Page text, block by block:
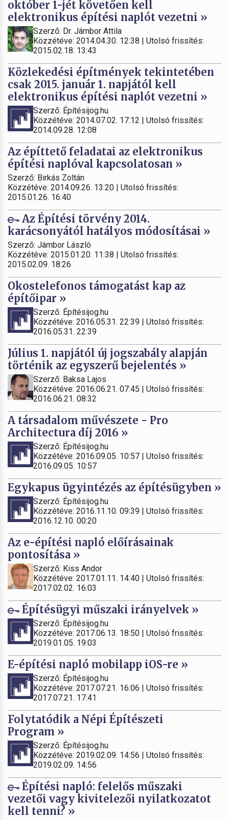
október 1-jét követően kell
elektronikus építési naplót vezetni »
Szerző: Dr. Jámbor Attila
Közzétéve: 2014.04.30. 12:38 | Utolsó frissítés:
2015.02.18. 13:43
Közlekedési építmények tekintetében
csak 2015. január 1. napjától kell
elektronikus építési naplót vezetni »
Szerző: Építésijog.hu
Közzétéve: 2014.07.02. 17:12 | Utolsó frissítés:
2014.09.28. 12:08
Az építtető feladatai az elektronikus
építési naplóval kapcsolatosan »
Szerző: Birkás Zoltán
Közzétéve: 2014.09.26. 13:20 | Utolsó frissítés:
2015.01.26. 16:40
Az Építési törvény 2014.
karácsonyától hatályos módosításai »
Szerző: Jámbor László
Közzétéve: 2015.01.20. 11:38 | Utolsó frissítés:
2015.02.09. 18:26
Okostelefonos támogatást kap az
építőipar »
Szerző: Építésijog.hu
Közzétéve: 2016.05.31. 22:39 | Utolsó frissítés:
2016.05.31. 22:39
Július 1. napjától új jogszabály alapján
történik az egyszerű bejelentés »
Szerző: Baksa Lajos
Közzétéve: 2016.06.21. 07:45 | Utolsó frissítés:
2016.06.21. 08:32
A társadalom művészete - Pro
Architectura díj 2016 »
Szerző: Építésijog.hu
Közzétéve: 2016.09.05. 10:57 | Utolsó frissítés:
2016.09.05. 10:57
Egykapus ügyintézés az építésügyben »
Szerző: Építésijog.hu
Közzétéve: 2016.11.10. 09:39 | Utolsó frissítés:
2016.12.10. 00:20
Az e-építési napló előírásainak
pontosítása »
Szerző: Kiss Andor
Közzétéve: 2017.01.11. 14:40 | Utolsó frissítés:
2017.02.02. 16:03
Építésügyi műszaki irányelvek »
Szerző: Építésijog.hu
Közzétéve: 2017.06.13. 18:50 | Utolsó frissítés:
2019.01.05. 19:03
E-építési napló mobilapp iOS-re »
Szerző: Építésijog.hu
Közzétéve: 2017.07.21. 16:06 | Utolsó frissítés:
2017.07.21. 17:41
Folytatódik a Népi Építészeti
Program »
Szerző: Építésijog.hu
Közzétéve: 2019.02.09. 14:56 | Utolsó frissítés:
2019.02.09. 14:56
Építési napló: felelős műszaki
vezetői vagy kivitelezői nyilatkozatot
kell tenni? »